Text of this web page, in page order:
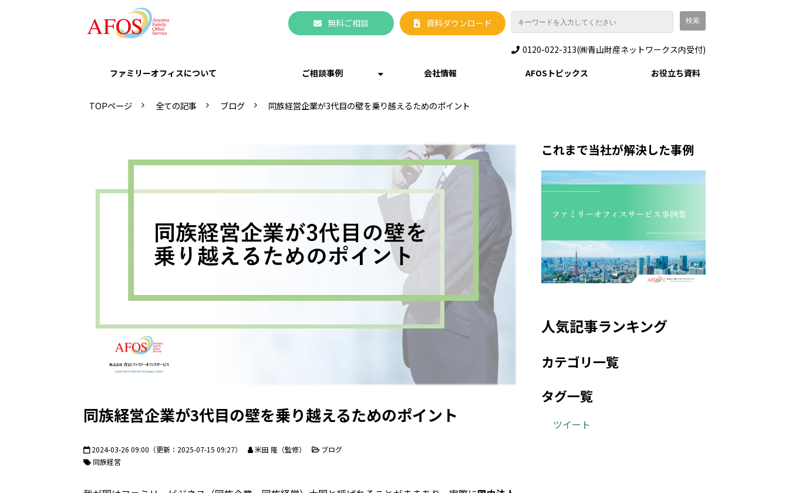
無料ご相談 資料ダウンロード
0120-022-313(㈱青山財産ネットワークス内受付)
ファミリーオフィスについて
ご相談事例 会社情報 AFOSトピックス お役立ち資料
TOPページ 全ての記事 ブログ 同族経営企業が3代目の壁を乗り越えるためのポイント
同族経営企業が3代目の壁を乗り越えるためのポイント
2024-03-26 09:00 （更新： 2025-07-15 09:27） 米田 隆（監修）
ブログ
同族経営
これまで当社が解決した事例
人気記事ランキング
カテゴリ一覧
タグ一覧
ツイート